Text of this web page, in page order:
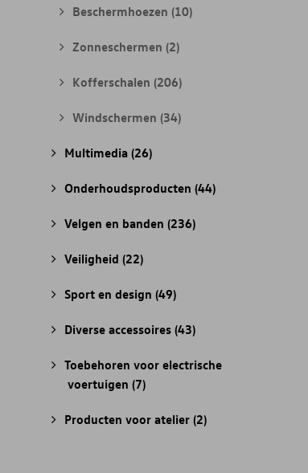
Beschermhoezen (10)
Zonneschermen (2)
Kofferschalen (206)
Windschermen (34)
Multimedia (26)
Onderhoudsproducten (44)
Velgen en banden (236)
Veiligheid (22)
Sport en design (49)
Diverse accessoires (43)
Toebehoren voor electrische
voertuigen (7)
Producten voor atelier (2)